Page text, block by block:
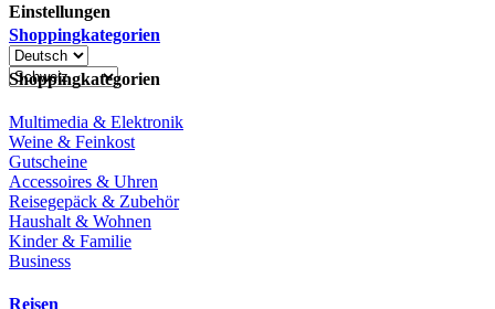
Einstellungen
Shoppingkategorien
Shoppingkategorien
Multimedia & Elektronik
Weine & Feinkost
Gutscheine
Accessoires & Uhren
Reisegepäck & Zubehör
Haushalt & Wohnen
Kinder & Familie
Business
Reisen